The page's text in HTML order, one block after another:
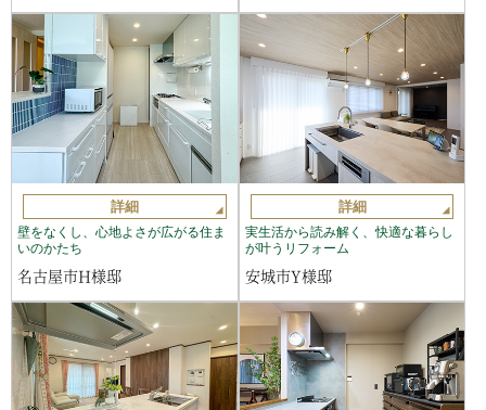
詳細
壁をなくし、心地よさが広がる住ま
いのかたち
名古屋市H様邸
詳細
実生活から読み解く、快適な暮らし
が叶うリフォーム
安城市Y様邸